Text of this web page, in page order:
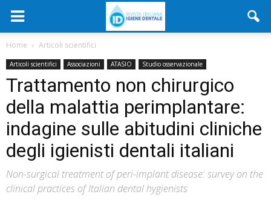
Home Articoli scientifici
Articoli scientifici Associazioni ATASIO Studio osservazionale
Trattamento non chirurgico
della malattia perimplantare:
indagine sulle abitudini cliniche
degli igienisti dentali italiani
Non-surgical treatment of peri-implant disease: survey on the
clinical practices of Italian dental hygienists